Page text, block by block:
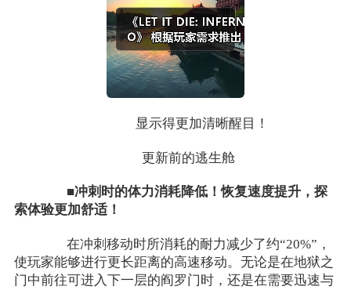
显示得更加清晰醒目！
更新前的逃生舱
■冲刺时的体力消耗降低！恢复速度提升，探
索体验更加舒适！
在冲刺移动时所消耗的耐力减少了约“20%”，
使玩家能够进行更长距离的高速移动。无论是在地狱之
门中前往可进入下一层的阎罗门时，还是在需要迅速与